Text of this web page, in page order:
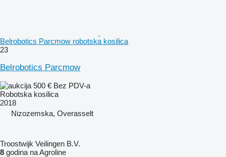
Belrobotics Parcmow robotska kosilica
23
Belrobotics Parcmow
500 € Bez PDV-a
Robotska kosilica
2018
Nizozemska, Overasselt
Troostwijk Veilingen B.V.
8 godina na Agroline